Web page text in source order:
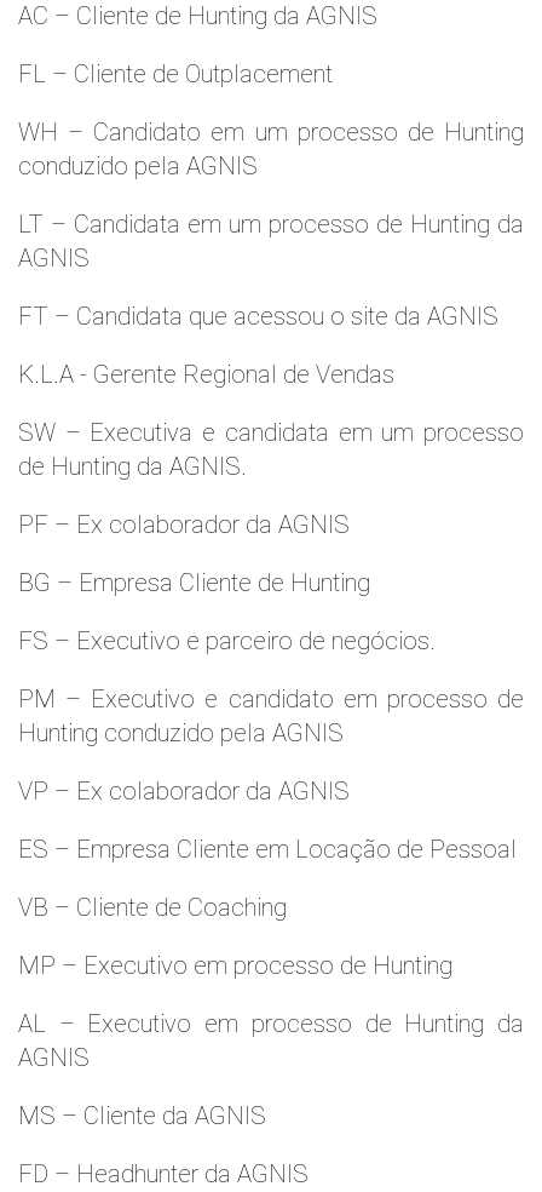
AC – Cliente de Hunting da AGNIS
FL – Cliente de Outplacement
WH – Candidato em um processo de Hunting
conduzido pela AGNIS
LT – Candidata em um processo de Hunting da
AGNIS
FT – Candidata que acessou o site da AGNIS
K.L.A - Gerente Regional de Vendas
SW – Executiva e candidata em um processo
de Hunting da AGNIS.
PF – Ex colaborador da AGNIS
BG – Empresa Cliente de Hunting
FS – Executivo e parceiro de negócios.
PM – Executivo e candidato em processo de
Hunting conduzido pela AGNIS
VP – Ex colaborador da AGNIS
ES – Empresa Cliente em Locação de Pessoal
VB – Cliente de Coaching
MP – Executivo em processo de Hunting
AL – Executivo em processo de Hunting da
AGNIS
MS – Cliente da AGNIS
FD – Headhunter da AGNIS